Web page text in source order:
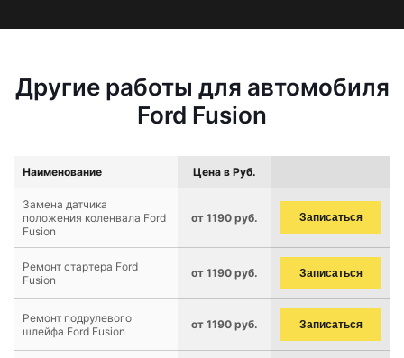
Другие работы для автомобиля
Ford Fusion
Наименование Цена в Руб.
Замена датчика
положения коленвала Ford
Fusion
от 1190 руб. Записаться
Ремонт стартера Ford
Fusion
от 1190 руб. Записаться
Ремонт подрулевого
шлейфа Ford Fusion
от 1190 руб. Записаться